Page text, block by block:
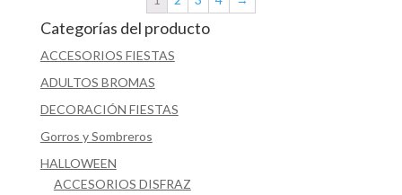
Categorías del producto
ACCESORIOS FIESTAS
ADULTOS BROMAS
DECORACIÓN FIESTAS
Gorros y Sombreros
HALLOWEEN
ACCESORIOS DISFRAZ